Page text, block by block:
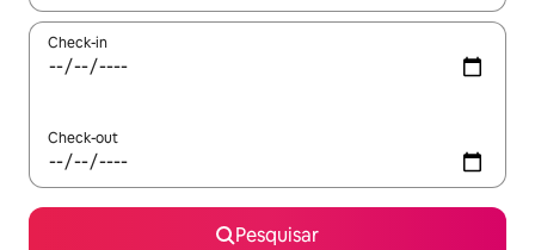
Check-in
Check-out
Pesquisar